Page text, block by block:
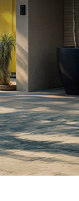
Contact en
brochure
aan
Contact
en Route